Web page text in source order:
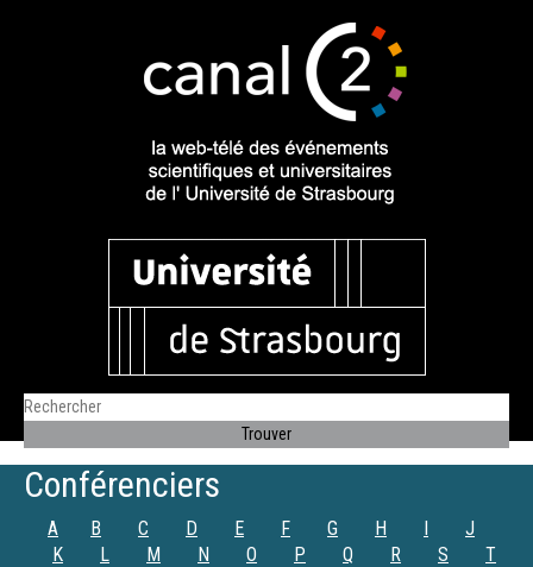
Conférenciers
A B C D E F G H I
J
K
L M N O P Q R S
T